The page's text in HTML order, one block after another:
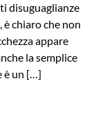
disuguaglianze
chiaro che non
appare
la semplice
è un […]